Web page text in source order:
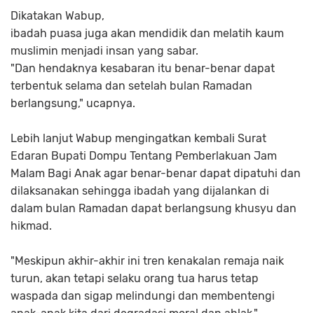
Dikatakan Wabup,
ibadah puasa juga akan mendidik dan melatih kaum
muslimin menjadi insan yang sabar.
"Dan hendaknya kesabaran itu benar-benar dapat
terbentuk selama dan setelah bulan Ramadan
berlangsung," ucapnya.
Lebih lanjut Wabup mengingatkan kembali Surat
Edaran Bupati Dompu Tentang Pemberlakuan Jam
Malam Bagi Anak agar benar-benar dapat dipatuhi dan
dilaksanakan sehingga ibadah yang dijalankan di
dalam bulan Ramadan dapat berlangsung khusyu dan
hikmad.
"Meskipun akhir-akhir ini tren kenakalan remaja naik
turun, akan tetapi selaku orang tua harus tetap
waspada dan sigap melindungi dan membentengi